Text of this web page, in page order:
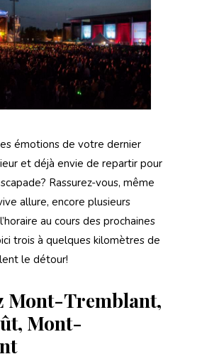
émotions de votre dernier
et déjà envie de repartir pour
Rassurez-vous, même
allure, encore plusieurs
au cours des prochaines
trois à quelques kilomètres de
le détour!
Mont-Tremblant,
Mont-